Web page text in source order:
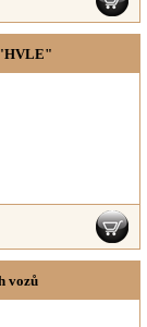
"HVLE"
vozů